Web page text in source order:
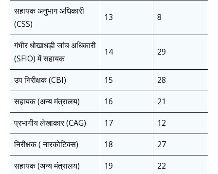
सहायक अनुभाग अधिकारी
(CSS)
13 8
गंभीर धोखाधड़ी जांच अधिकारी
(SFIO) में सहायक
14 29
उप निरीक्षक (CBI) 15
28
सहायक (अन्य मंत्रालय)
16
21
प्रभागीय लेखाकार (CAG)
17
12
निरीक्षक ( नारकोटिक्स)
18
27
सहायक (अन्य मंत्रालय)
19
22